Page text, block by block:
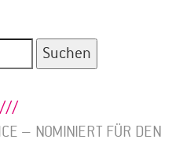
– NOMINIERT FÜR DEN